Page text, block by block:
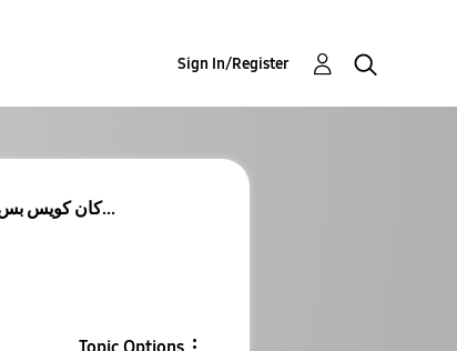
Sign In/Register
تليفون a15 كان كويس بس بقي في مشكله في الاتصال ساع...
Topic Options